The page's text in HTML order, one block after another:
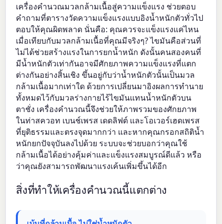
เครื่องคำนวณมวลกล้ามเนื้อสู่ความแข็งแรง ช่วยตอบ
คำถามที่ตารางวัดความแข็งแรงแบบอิงน้ำหนักตัวทั่วไป
ตอบให้คุณผิดพลาด นั่นคือ: คุณควรจะแข็งแรงแค่ไหน
เมื่อเทียบกับมวลกล้ามเนื้อที่คุณมีจริงๆ? ไขมันคือส่วนที่
ไม่ได้ช่วยสร้างแรงในการยกน้ำหนัก ดังนั้นคนสองคนที่
มีน้ำหนักตัวเท่ากันอาจมีศักยภาพความแข็งแรงที่แตก
ต่างกันอย่างสิ้นเชิง ขึ้นอยู่กับว่าน้ำหนักตัวนั้นเป็นมวล
กล้ามเนื้อมากเท่าใด ด้วยการเปลี่ยนมาอิงผลการทำนาย
ทั้งหมดไว้กับมวลร่างกายไร้ไขมันแทนน้ำหนักตัวบน
ตาชั่ง เครื่องคำนวณนี้จึงช่วยให้ภาพรวมของศักยภาพ
ในท่าสควอท เบนช์เพรส เดดลิฟต์ และโอเวอร์เฮดเพรส
ที่ยุติธรรมและตรงจุดมากกว่า และหากคุณกรอกสถิติน้ำ
หนักยกปัจจุบันลงไปด้วย ระบบจะช่วยบอกว่าคุณใช้
กล้ามเนื้อได้อย่างคุ้มค่าและแข็งแรงสมบูรณ์ดีแล้ว หรือ
ว่าคุณยังสามารถพัฒนาแรงเค้นเพิ่มขึ้นได้อีก
สิ่งที่ทำให้เครื่องคำนวณนี้แตกต่าง